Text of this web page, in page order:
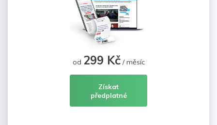
od 299 Kč/ měsíc
Získat
předplatné